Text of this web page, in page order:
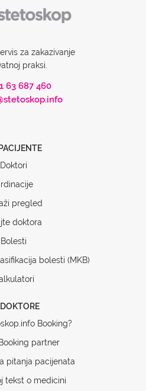
za zakazivanje
praksi.
63 687 460
Doktori
pregled
doktora
Bolesti
bolesti (MKB)
Booking?
partner
pitanja pacijenata
tekst o medicini